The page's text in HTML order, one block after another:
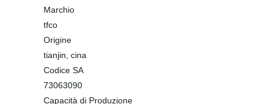
Marchio
tfco
Origine
tianjin, cina
Codice SA
73063090
Capacità di Produzione